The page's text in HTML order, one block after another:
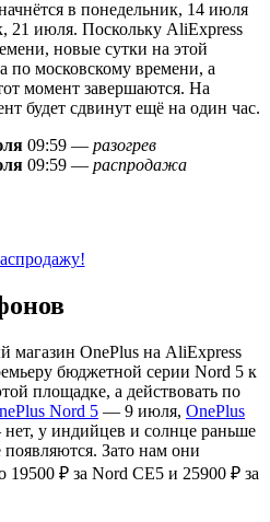
в понедельник, 14 июля
21 июля. Поскольку AliExpress
новые сутки на этой
по московскому времени, а
момент завершаются. На
будет сдвинут ещё на один час.
09:59 — разогрев
09:59 — распродажа
магазин OnePlus на AliExpress
бюджетной серии Nord 5 к
площадке, а действовать по
Nord 5 — 9 июля, OnePlus
у индийцев и солнце раньше
Зато нам они
₽ за Nord CE5 и 25900 ₽ за